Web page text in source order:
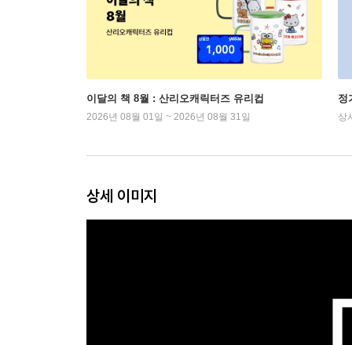
이달의 책 8월 : 산리오캐릭터즈 유리컵
2026년 08월 01일 ~ 2026년 08월 31일
정
상
상세 이미지